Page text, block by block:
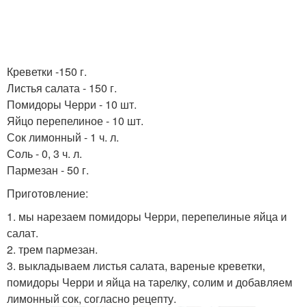
Креветки -150 г.
Листья салата - 150 г.
Помидоры Черри - 10 шт.
Яйцо перепелиное - 10 шт.
Сок лимонный - 1 ч. л.
Соль - 0, 3 ч. л.
Пармезан - 50 г.
Приготовление:
1. мы нарезаем помидоры Черри, перепелиные яйца и
салат.
2. трем пармезан.
3. выкладываем листья салата, вареные креветки,
помидоры Черри и яйца на тарелку, солим и добавляем
лимонный сок, согласно рецепту.